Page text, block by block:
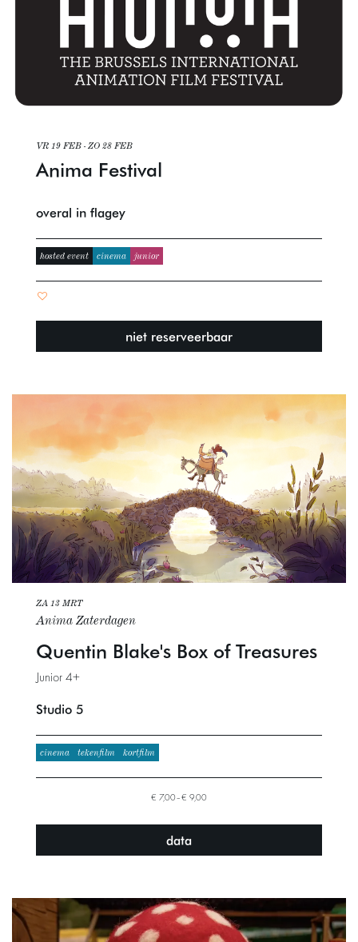
Anima Festival
VR 19 FEB - ZO 28 FEB
overal in flagey
hosted event cinema junior
niet reserveerbaar
Quentin Blake's Box of Treasures
Junior 4+
Anima Zaterdagen
ZA 13 MRT
Studio 5
cinema tekenfilm kortfilm
€ 7,00–€ 9,00
data